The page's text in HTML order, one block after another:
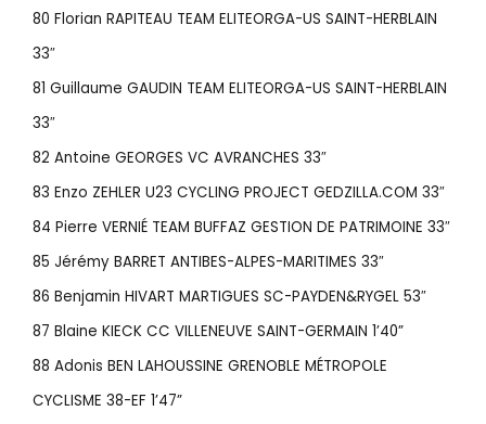
80 Florian RAPITEAU TEAM ELITEORGA-US SAINT-HERBLAIN
33″
81 Guillaume GAUDIN TEAM ELITEORGA-US SAINT-HERBLAIN
33″
82 Antoine GEORGES VC AVRANCHES 33″
83 Enzo ZEHLER U23 CYCLING PROJECT GEDZILLA.COM 33″
84 Pierre VERNIÉ TEAM BUFFAZ GESTION DE PATRIMOINE 33″
85 Jérémy BARRET ANTIBES-ALPES-MARITIMES 33″
86 Benjamin HIVART MARTIGUES SC-PAYDEN&RYGEL 53″
87 Blaine KIECK CC VILLENEUVE SAINT-GERMAIN 1’40”
88 Adonis BEN LAHOUSSINE GRENOBLE MÉTROPOLE
CYCLISME 38-EF 1’47”